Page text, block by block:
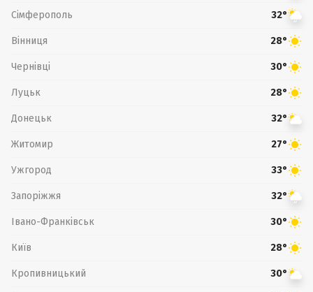
Сімферополь 32°
Вінниця 28°
Чернівці 30°
Луцьк 28°
Донецьк 32°
Житомир 27°
Ужгород 33°
Запоріжжя 32°
Івано-Франківськ 30°
Київ 28°
Кропивницький 30°